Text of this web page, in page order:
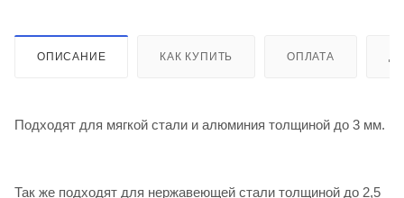
ОПИСАНИЕ КАК КУПИТЬ ОПЛАТА
Подходят для мягкой стали и алюминия толщиной до 3 мм.
Так же подходят для нержавеющей стали толщиной до 2,5